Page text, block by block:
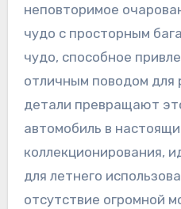
неповторимое
чудо с просторным
чудо, способное
отличным поводом для
детали превращают
автомобиль в
коллекционирования,
для летнего
отсутствие огромной